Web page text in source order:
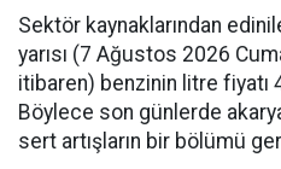
Sektör kaynaklarından
yarısı (7 Ağustos 2026
itibaren) benzinin litre fiyatı
Böylece son günlerde
sert artışların bir bölümü